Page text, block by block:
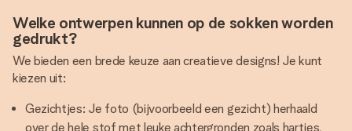
Welke ontwerpen kunnen op de sokken worden
gedrukt?
We bieden een brede keuze aan creatieve designs! Je kunt
kiezen uit:
Gezichtjes: Je foto (bijvoorbeeld een gezicht) herhaald
over de hele stof met leuke achtergronden zoals hartjes,